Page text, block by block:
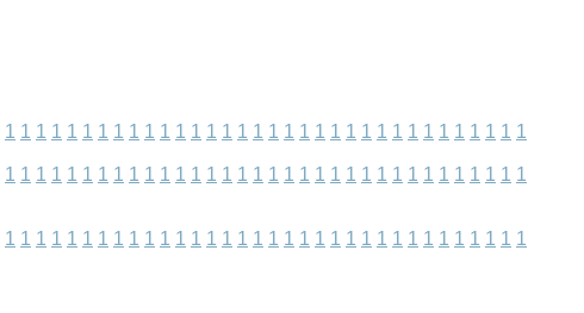
1 1 1 1 1 1 1 1 1 1 1 1 1 1 1 1 1 1 1 1 1 1 1 1 1 1 1 1 1 1 1 1 1 1
1 1 1 1 1 1 1 1 1 1 1 1 1 1 1 1 1 1 1 1 1 1 1 1 1 1 1 1 1 1 1 1 1 1
1 1 1 1 1 1 1 1 1 1 1 1 1 1 1 1 1 1 1 1 1 1 1 1 1 1 1 1 1 1 1 1 1 1